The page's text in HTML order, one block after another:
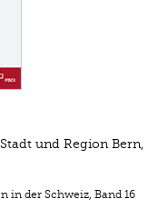
und Region Bern,
in der Schweiz, Band 16